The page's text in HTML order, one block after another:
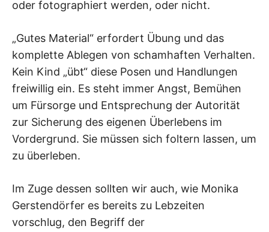
oder fotographiert werden, oder nicht.
„Gutes Material“ erfordert Übung und das
komplette Ablegen von schamhaften Verhalten.
Kein Kind „übt“ diese Posen und Handlungen
freiwillig ein. Es steht immer Angst, Bemühen
um Fürsorge und Entsprechung der Autorität
zur Sicherung des eigenen Überlebens im
Vordergrund. Sie müssen sich foltern lassen, um
zu überleben.
Im Zuge dessen sollten wir auch, wie Monika
Gerstendörfer es bereits zu Lebzeiten
vorschlug, den Begriff der